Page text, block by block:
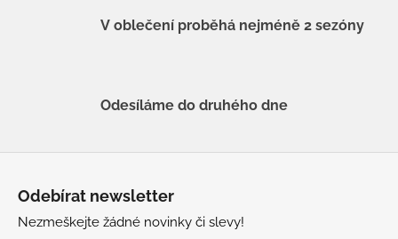
V oblečení proběhá nejméně 2 sezóny
Odesíláme do druhého dne
Odebírat newsletter
Nezmeškejte žádné novinky či slevy!